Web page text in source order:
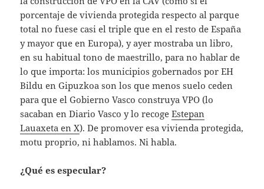
porcentaje de vivienda protegida respecto al parque
total no fuese casi el triple que en el resto de España
y mayor que en Europa), y ayer mostraba un libro,
en su habitual tono de maestrillo, para no hablar de
lo que importa: los municipios gobernados por EH
Bildu en Gipuzkoa son los que menos suelo ceden
para que el Gobierno Vasco construya VPO (lo
sacaban en Diario Vasco y lo recogeEstepan
Lauaxeta en X). De promover esa vivienda protegida,
motu proprio, ni hablamos. Ni habla.
¿Qué es especular?